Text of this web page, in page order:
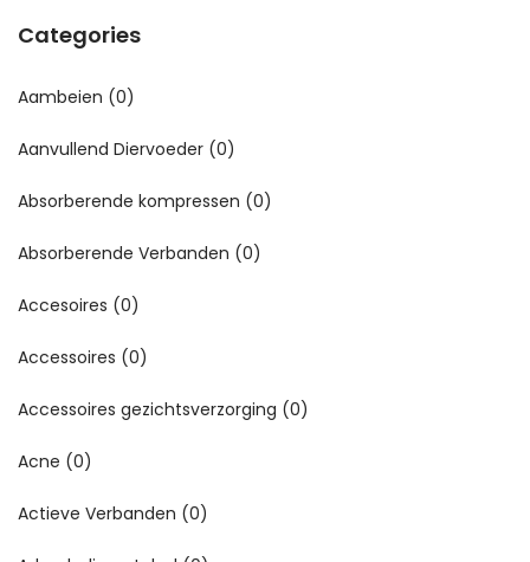
Categories
Aambeien (0)
Aanvullend Diervoeder (0)
Absorberende kompressen (0)
Absorberende Verbanden (0)
Accesoires (0)
Accessoires (0)
Accessoires gezichtsverzorging (0)
Acne (0)
Actieve Verbanden (0)